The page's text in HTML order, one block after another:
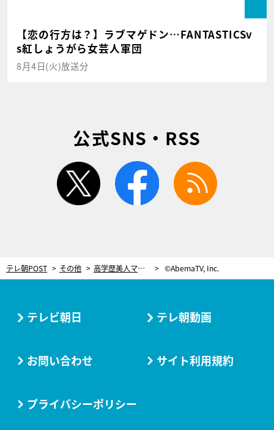
【恋の行方は？】ラブマゲドン…FANTASTICSv
s紅しょうがら女芸人軍団
8月4日(火)放送分
公式SNS・RSS
twitter facebook
テレ朝POST その他 高学歴美人マネージャー、フォロワーを増やすため…大胆水着姿で美ボディ披露！「使えるものは使わなきゃ」 ©AbemaTV, Inc.
テレビ朝日 テレ朝動画
お問い合わせ サイト利用規約
プライバシーポリシー